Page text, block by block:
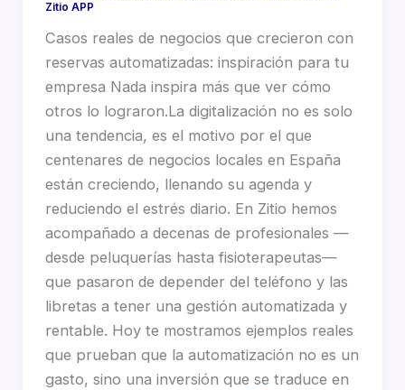
Zitio APP
Casos reales de negocios que crecieron con
reservas automatizadas: inspiración para tu
empresa Nada inspira más que ver cómo
otros lo lograron.La digitalización no es solo
una tendencia, es el motivo por el que
centenares de negocios locales en España
están creciendo, llenando su agenda y
reduciendo el estrés diario. En Zitio hemos
acompañado a decenas de profesionales —
desde peluquerías hasta fisioterapeutas—
que pasaron de depender del teléfono y las
libretas a tener una gestión automatizada y
rentable. Hoy te mostramos ejemplos reales
que prueban que la automatización no es un
gasto, sino una inversión que se traduce en